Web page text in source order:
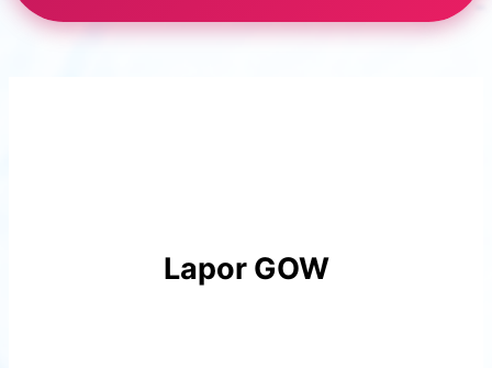
Lapor GOW